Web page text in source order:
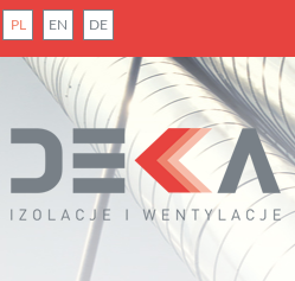
PL EN DE